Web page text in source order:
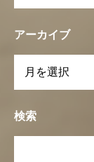
アーカイブ
検索